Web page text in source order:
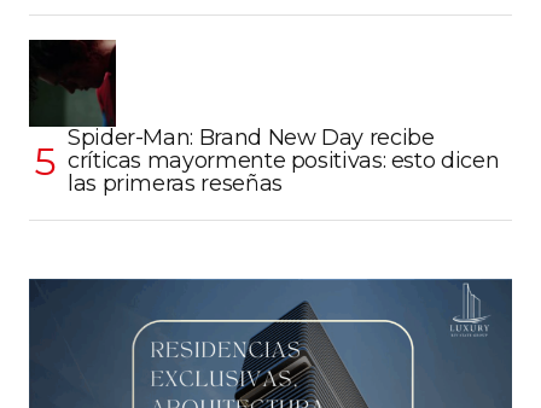
Spider-Man: Brand New Day recibe
críticas mayormente positivas: esto dicen
las primeras reseñas